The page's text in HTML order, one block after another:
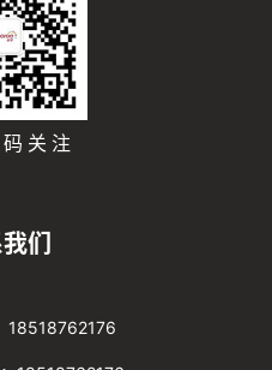
关注
们
18518762176